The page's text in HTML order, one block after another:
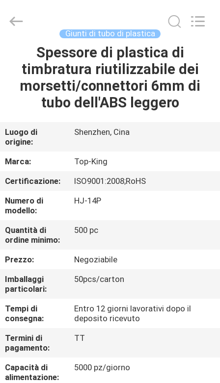
CASA.
PRODOTTI
DI
NOI
VISITA
ALLA
FABBRICA
CONTROLLO
DELLA
QUALITÀ
CONTATTACI
CHIEDI UN
PREVENTIVO
Jingji
Technology
Giunti di tubo di plastica
Spessore di plastica di
timbratura riutilizzabile dei
morsetti/connettori 6mm di
tubo dell'ABS leggero
Luogo di
origine:
Shenzhen, Cina
Marca:
Top-King
Certificazione:
ISO9001:2008;RoHS
Numero di
modello:
HJ-14P
Quantità di
ordine minimo:
500 pc
Prezzo:
Negoziabile
Imballaggi
particolari:
50pcs/carton
Tempi di
consegna:
Entro 12 giorni lavorativi dopo il
deposito ricevuto
Termini di
pagamento:
TT
Capacità di
alimentazione:
5000 pz/giorno